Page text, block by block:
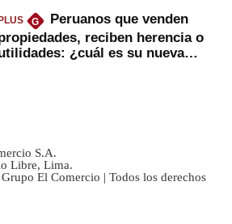
PLUS G
Peruanos que venden
reciben herencia o
¿cuál es su nueva
S.A.
Libre, Lima.
El Comercio | Todos los derechos